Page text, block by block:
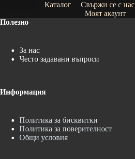
Каталог Свържи се с нас
Моят акаунт
Полезно
За нас
Често задавани въпроси
Информация
Политика за бисквитки
Политика за поверителност
Общи условия